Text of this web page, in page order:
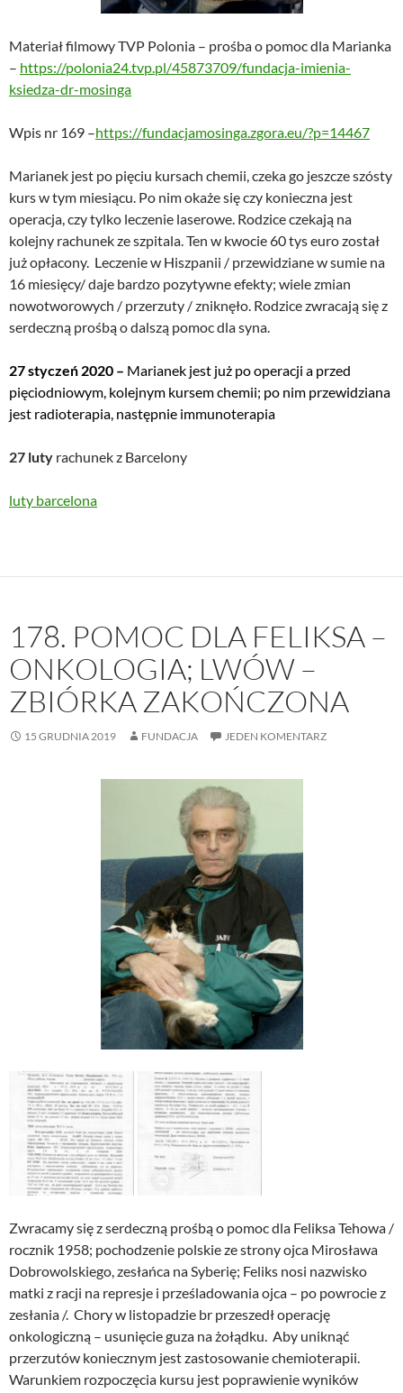
Materiał filmowy TVP Polonia – prośba o pomoc dla Marianka
– https://polonia24.tvp.pl/45873709/fundacja-imienia-
ksiedza-dr-mosinga
Wpis nr 169 –https://fundacjamosinga.zgora.eu/?p=14467
Marianek jest po pięciu kursach chemii, czeka go jeszcze szósty
kurs w tym miesiącu. Po nim okaże się czy konieczna jest
operacja, czy tylko leczenie laserowe. Rodzice czekają na
kolejny rachunek ze szpitala. Ten w kwocie 60 tys euro został
już opłacony. Leczenie w Hiszpanii / przewidziane w sumie na
16 miesięcy/ daje bardzo pozytywne efekty; wiele zmian
nowotworowych / przerzuty / zniknęło. Rodzice zwracają się z
serdeczną prośbą o dalszą pomoc dla syna.
27 styczeń 2020 – Marianek jest już po operacji a przed
pięciodniowym, kolejnym kursem chemii; po nim przewidziana
jest radioterapia, następnie immunoterapia
27 luty rachunek z Barcelony
luty barcelona
178. POMOC DLA FELIKSA –
ONKOLOGIA; LWÓW –
ZBIÓRKA ZAKOŃCZONA
15 GRUDNIA 2019 FUNDACJA JEDEN KOMENTARZ
Zwracamy się z serdeczną prośbą o pomoc dla Feliksa Tehowa /
rocznik 1958; pochodzenie polskie ze strony ojca Mirosława
Dobrowolskiego, zesłańca na Syberię; Feliks nosi nazwisko
matki z racji na represje i prześladowania ojca – po powrocie z
zesłania /. Chory w listopadzie br przeszedł operację
onkologiczną – usunięcie guza na żołądku. Aby uniknąć
przerzutów koniecznym jest zastosowanie chemioterapii.
Warunkiem rozpoczęcia kursu jest poprawienie wyników